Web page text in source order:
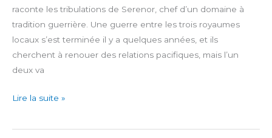
raconte les tribulations de Serenor, chef d’un domaine à
tradition guerrière. Une guerre entre les trois royaumes
locaux s’est terminée il y a quelques années, et ils
cherchent à renouer des relations pacifiques, mais l’un
deux va
Triangle
Lire la suite »